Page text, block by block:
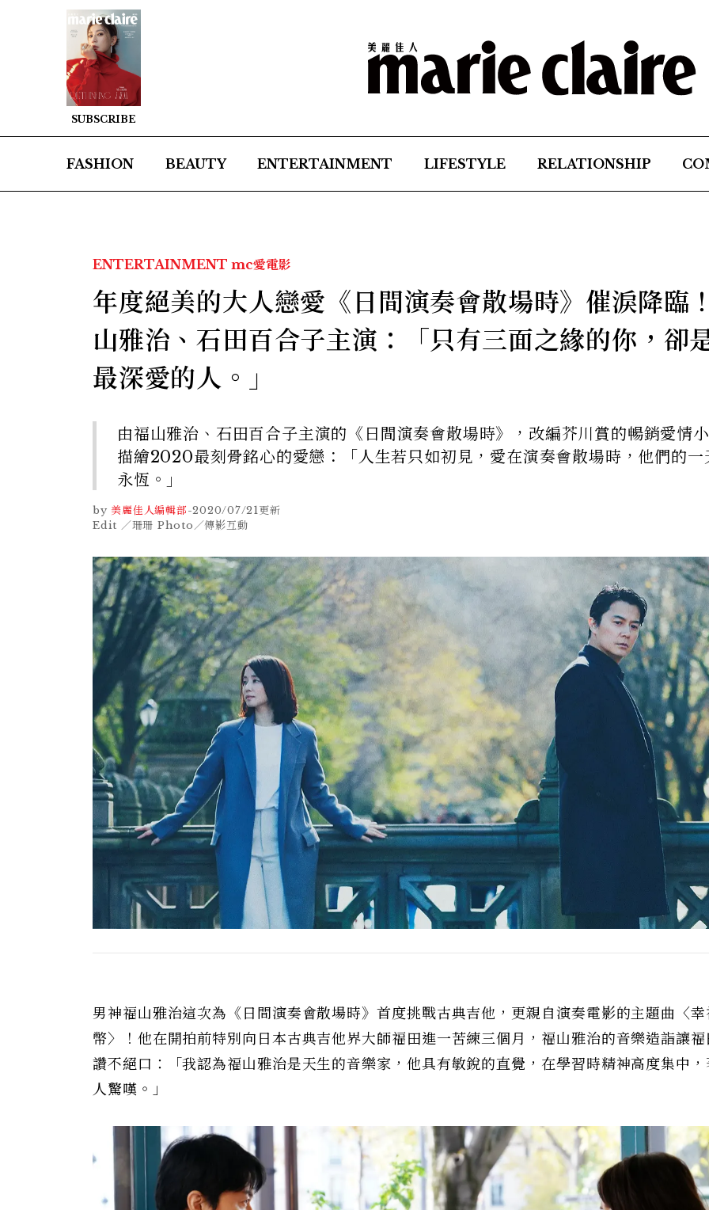
SUBSCRIBE
FASHION BEAUTY ENTERTAINMENT LIFESTYLE RELATIONSHIP
ENTERTAINMENT mc愛電影
年度絕美的大人戀愛《日間演奏會散場時》催淚降臨
山雅治、石田百合子主演：「只有三面之緣的你，卻
最深愛的人。」
由福山雅治、石田百合子主演的《日間演奏會散場時》，改編芥川賞的暢銷愛情
描繪2020最刻骨銘心的愛戀：「人生若只如初見，愛在演奏會散場時，他們的一
永恆。」
by 美麗佳人編輯部-2020/07/21更新
Edit ／珊珊 Photo／傳影互動
男神福山雅治這次為《日間演奏會散場時》首度挑戰古典吉他，更親自演奏電影的主題曲〈
幣〉！他在開拍前特別向日本古典吉他界大師福田進一苦練三個月，福山雅治的音樂造詣讓
讚不絕口：「我認為福山雅治是天生的音樂家，他具有敏銳的直覺，在學習時精神高度集中
人驚嘆。」